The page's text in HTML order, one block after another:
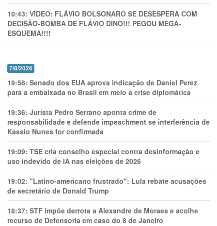
10:43: VÍDEO: FLÁVIO BOLSONARO SE DESESPERA COM
DECISÃO-BOMBA DE FLÁVIO DINO!!! PEGOU MEGA-
ESQUEMA!!!!
7/8/2026
19:58: Senado dos EUA aprova indicação de Daniel Perez
para a embaixada no Brasil em meio a crise diplomática
19:36: Jurista Pedro Serrano aponta crime de
responsabilidade e defende impeachment se interferência de
Kassio Nunes for confirmada
19:09: TSE cria conselho especial contra desinformação e
uso indevido de IA nas eleições de 2026
19:02: "Latino-americano frustrado": Lula rebate acusações
de secretário de Donald Trump
18:37: STF impõe derrota a Alexandre de Moraes e acolhe
recurso de Defensoria em caso do 8 de Janeiro